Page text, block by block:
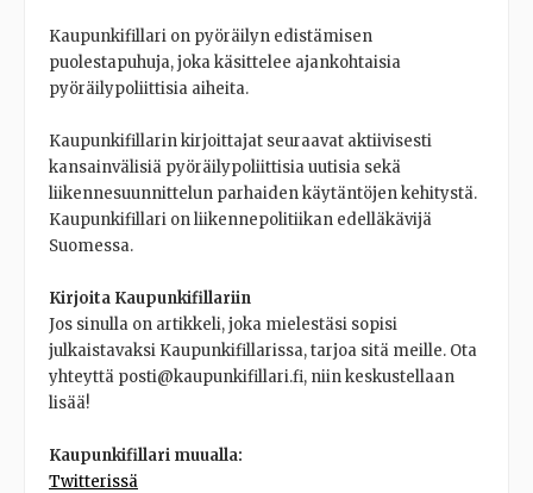
Kaupunkifillari on pyöräilyn edistämisen
puolestapuhuja, joka käsittelee ajankohtaisia
pyöräilypoliittisia aiheita.
Kaupunkifillarin kirjoittajat seuraavat aktiivisesti
kansainvälisiä pyöräilypoliittisia uutisia sekä
liikennesuunnittelun parhaiden käytäntöjen kehitystä.
Kaupunkifillari on liikennepolitiikan edelläkävijä
Suomessa.
Kirjoita Kaupunkifillariin
Jos sinulla on artikkeli, joka mielestäsi sopisi
julkaistavaksi Kaupunkifillarissa, tarjoa sitä meille. Ota
yhteyttä posti@kaupunkifillari.fi, niin keskustellaan
lisää!
Kaupunkifillari muualla:
Twitterissä